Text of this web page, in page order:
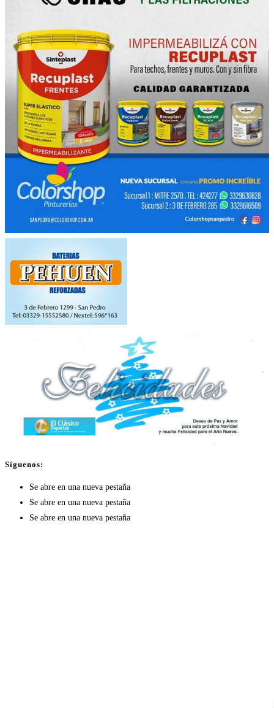
Síguenos:
Se abre en una nueva pestaña
Se abre en una nueva pestaña
Se abre en una nueva pestaña